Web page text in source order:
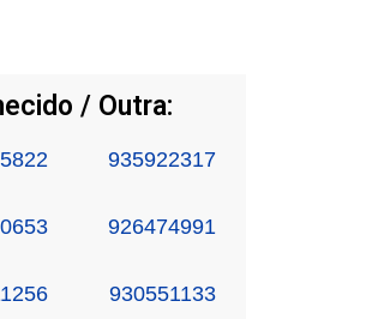
/ Outra:
935922317
926474991
930551133